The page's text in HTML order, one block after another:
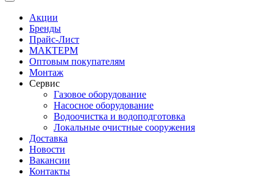
Акции
Бренды
Прайс-Лист
МАКТЕРМ
Оптовым покупателям
Монтаж
Сервис
Газовое оборудование
Насосное оборудование
Водоочистка и водоподготовка
Локальные очистные сооружения
Доставка
Новости
Вакансии
Контакты